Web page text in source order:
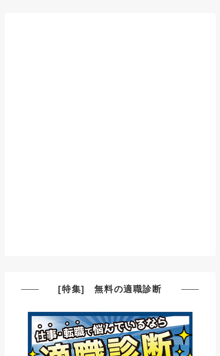
[特集] 無料の適職診断